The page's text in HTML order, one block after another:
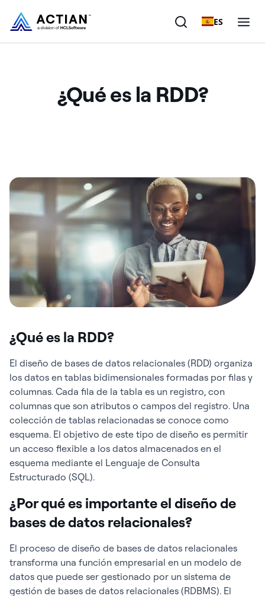
ES
Recursos
¿Qué es la RDD?
¿Qué es la RDD?
El diseño de bases de datos relacionales (RDD) organiza
los datos en tablas bidimensionales formadas por filas y
columnas. Cada fila de la tabla es un registro, con
columnas que son atributos o campos del registro. Una
colección de tablas relacionadas se conoce como
esquema. El objetivo de este tipo de diseño es permitir
un acceso flexible a los datos almacenados en el
esquema mediante el Lenguaje de Consulta
Estructurado (SQL).
¿Por qué es importante el diseño de
bases de datos relacionales?
El proceso de diseño de bases de datos relacionales
transforma una función empresarial en un modelo de
datos que puede ser gestionado por un sistema de
gestión de bases de datos relacionales (RDBMS). El